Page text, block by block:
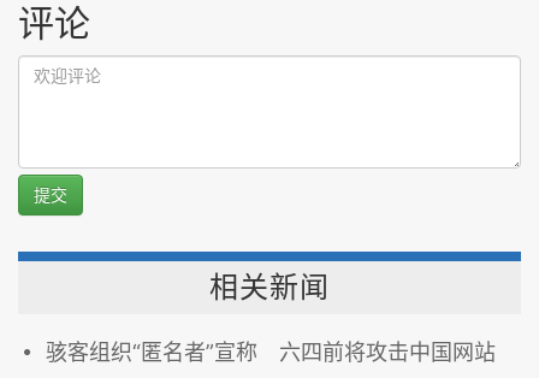
评论
提交
相关新闻
骇客组织“匿名者”宣称 六四前将攻击中国网站